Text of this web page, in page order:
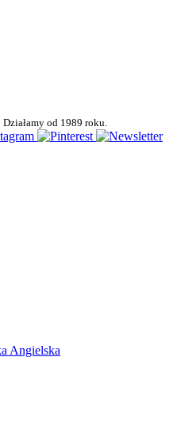
Działamy od 1989 roku.
Angielska